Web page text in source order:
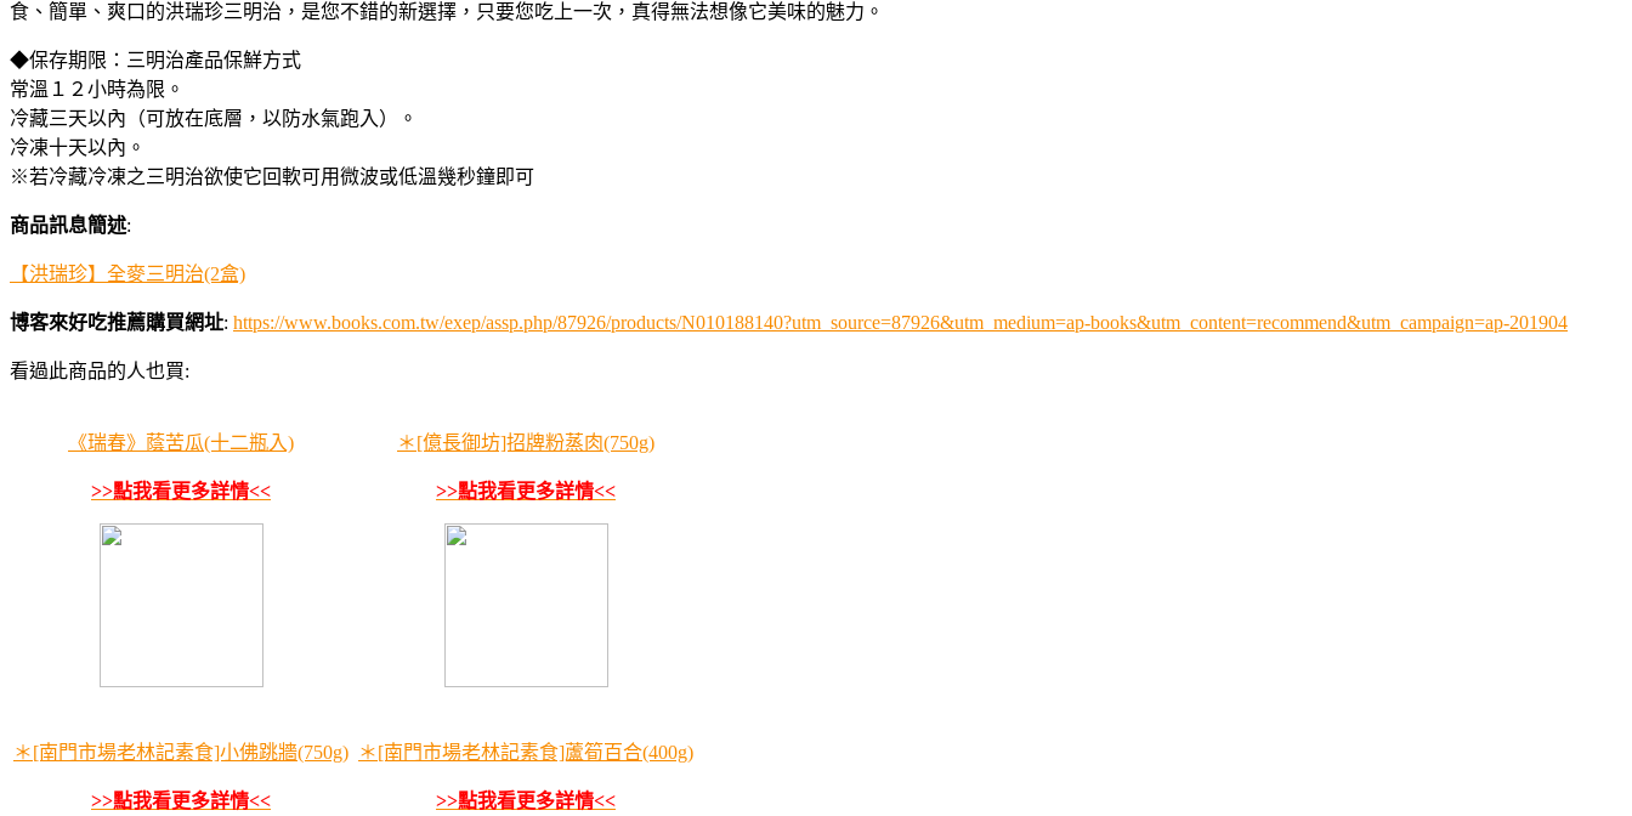
食、簡單、爽口的洪瑞珍三明治，是您不錯的新選擇，只要您吃上一次，真得無法想像它美味的魅力。
◆保存期限：三明治產品保鮮方式
常溫１２小時為限。
冷藏三天以內（可放在底層，以防水氣跑入）。
冷凍十天以內。
※若冷藏冷凍之三明治欲使它回軟可用微波或低溫幾秒鐘即可
商品訊息簡述:
【洪瑞珍】全麥三明治(2盒)
博客來好吃推薦購買網址: https://www.books.com.tw/exep/assp.php/87926/products/N010188140?utm_source=87926&utm_medium=ap-books&utm_content=recommend&utm_campaign=ap-201904
看過此商品的人也買:
《瑞春》蔭苦瓜(十二瓶入)
>>點我看更多詳情<<
＊[億長御坊]招牌粉蒸肉(750g)
>>點我看更多詳情<<
＊[南門市場老林記素食]小佛跳牆(750g)
>>點我看更多詳情<<
＊[南門市場老林記素食]蘆筍百合(400g)
>>點我看更多詳情<<